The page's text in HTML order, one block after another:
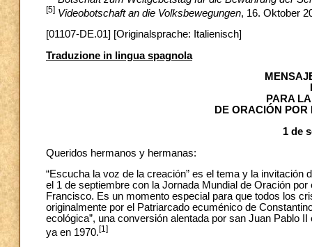
[5] Videobotschaft an die Volksbewegungen, 16. Oktober
[01107-DE.01] [Originalsprache: Italienisch]
Traduzione in lingua spagnola
PARA
DE ORACIÓN
1 de
Queridos hermanos y hermanas:
“Escucha la voz de la creación” es el tema y la
el 1 de septiembre con la Jornada Mundial de Oración
Francisco. Es un momento especial para que todos los
originalmente por el Patriarcado ecuménico de
ecológica”, una conversión alentada por san Juan Pablo
ya en 1970.[1]